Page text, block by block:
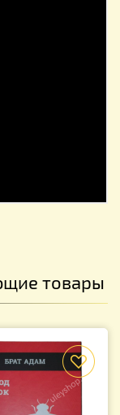
товары